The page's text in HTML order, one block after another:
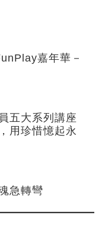
嘉年華－
五大系列講座
用珍惜憶起永
急轉彎